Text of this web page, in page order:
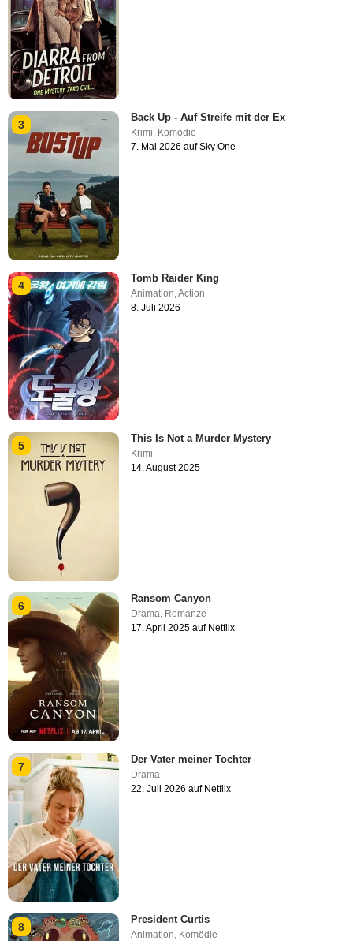
3
Back Up - Auf Streife mit der Ex
Krimi, Komödie
7. Mai 2026 auf Sky One
4
Tomb Raider King
Animation ,Action
8. Juli 2026
5
This Is Not a Murder Mystery
Krimi
14. August 2025
6
Ransom Canyon
Drama, Romanze
17. April 2025 auf Netflix
7
Der Vater meiner Tochter
Drama
22. Juli 2026 auf Netflix
8
President Curtis
Animation, Komödie